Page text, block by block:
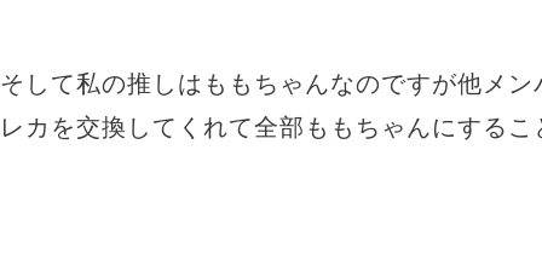
そして私の推しはももちゃんなのですが他メ
レカを交換してくれて全部ももちゃんにする